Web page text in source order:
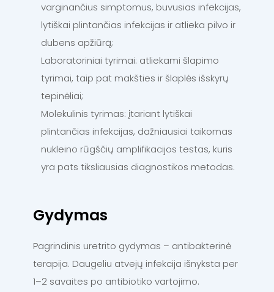
varginančius simptomus, buvusias infekcijas,
lytiškai plintančias infekcijas ir atlieka pilvo ir
dubens apžiūrą;
Laboratoriniai tyrimai: atliekami šlapimo
tyrimai, taip pat makšties ir šlaplės išskyrų
tepinėliai;
Molekulinis tyrimas: įtariant lytiškai
plintančias infekcijas, dažniausiai taikomas
nukleino rūgščių amplifikacijos testas, kuris
yra pats tiksliausias diagnostikos metodas.
Gydymas
Pagrindinis uretrito gydymas – antibakterinė
terapija. Daugeliu atvejų infekcija išnyksta per
1–2 savaites po antibiotiko vartojimo.